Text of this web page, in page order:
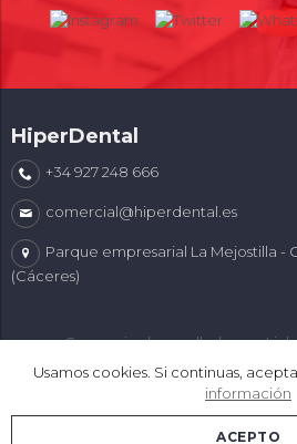
Usamos cookies. Si continuas,
información
ACEPTO
HiperDental
+34 927 248 666
comercial@hiperdental.es
Parque empresarial La Mejostilla -
(Cáceres)
Comercio desarrollado con